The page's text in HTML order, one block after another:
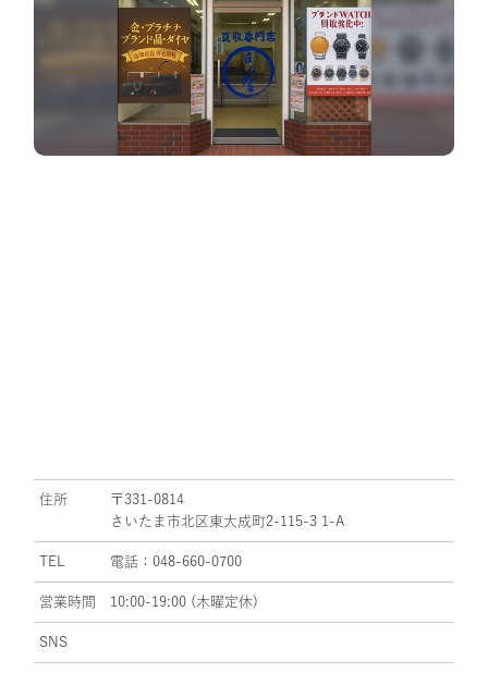
住所
〒331-0814
さいたま市北区東大成町2-115-3 1-A
TEL 電話：048-660-0700
営業時間 10:00-19:00 (木曜定休)
SNS